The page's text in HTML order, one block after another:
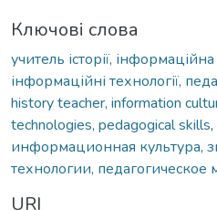
Ключові слова
учитель історії,
інформаційні технології,
history teacher, information
technologies, pedagogical skills,
информационная культура,
технологии, педагогическое
URI